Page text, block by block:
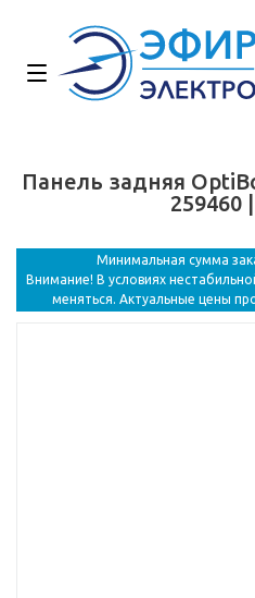
Панель задняя
259460
Минимальная сумма
Внимание! В условиях
меняться. Актуальные цены